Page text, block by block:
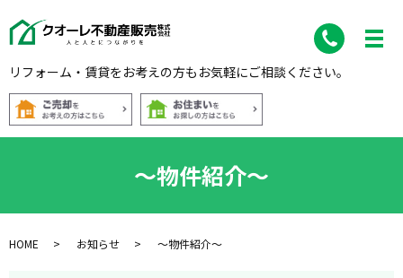
リフォーム・賃貸をお考えの方もお気軽にご相談ください。
～物件紹介～
HOME お知らせ ～物件紹介～